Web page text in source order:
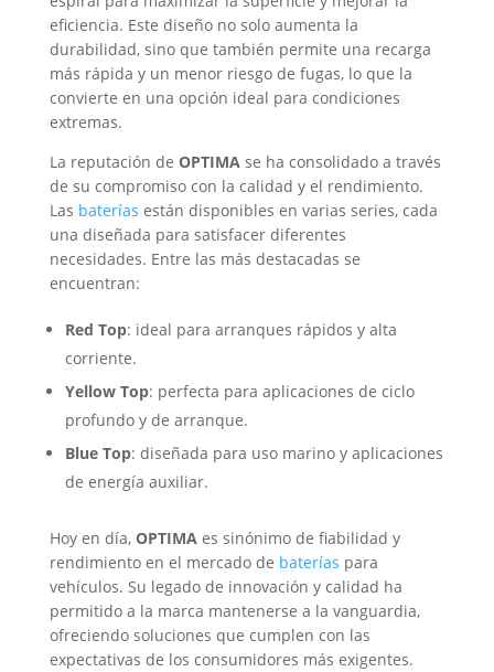
eficiencia. Este diseño no solo aumenta la
durabilidad, sino que también permite una recarga
más rápida y un menor riesgo de fugas, lo que la
convierte en una opción ideal para condiciones
extremas.
La reputación de OPTIMAse ha consolidado a través
de su compromiso con la calidad y el rendimiento.
Las baterías están disponibles en varias series, cada
una diseñada para satisfacer diferentes
necesidades. Entre las más destacadas se
encuentran:
Red Top: ideal para arranques rápidos y alta
corriente.
Yellow Top: perfecta para aplicaciones de ciclo
profundo y de arranque.
Blue Top: diseñada para uso marino y aplicaciones
de energía auxiliar.
Hoy en día, OPTIMAes sinónimo de fiabilidad y
rendimiento en el mercado de baterías para
vehículos. Su legado de innovación y calidad ha
permitido a la marca mantenerse a la vanguardia,
ofreciendo soluciones que cumplen con las
expectativas de los consumidores más exigentes.